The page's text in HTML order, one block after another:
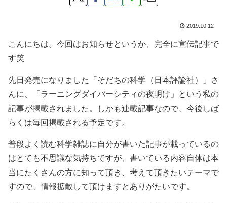
2019.10.12
こんにちは。今回はお知らせというか、完全に宣伝記事で
す笑
先日発売になりました「そだちの科学（日本評論社）」さ
んに、「ラーニングダイバーシティの夜明け」という私の
記事が掲載されました。しかも連載記事なので、今後しば
らくは毎回掲載される予定です。
普段よく読む科学雑誌に自分が書いた記事が載っているの
はとても不思議な気持ちですが、書いている内容自体は本
当にたくさんの方に知って頂き、考えて頂きたいテーマで
すので、情報拡散して頂けますとありがたいです。